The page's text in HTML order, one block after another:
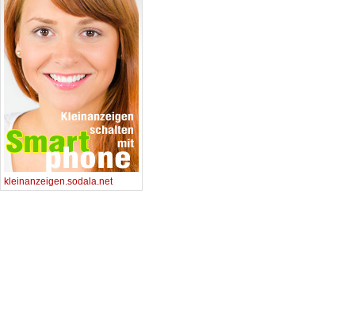
kleinanzeigen.sodala.net